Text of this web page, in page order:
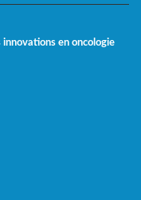
innovations en oncologie